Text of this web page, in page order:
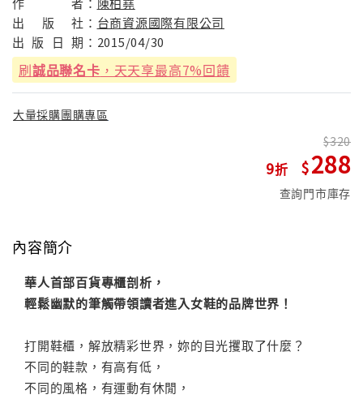
出
版 社： 台商資源國際有限公司
出 版 日 期： 2015/04/30
刷誠品聯名卡 ，天天享最高7%回饋
大量採購團購專區
9
320
288
查詢門市庫存
內容簡介
華人首部百貨專櫃剖析，
輕鬆幽默的筆觸帶領讀者進入女鞋的品牌世界！
打開鞋櫃，解放精彩世界，妳的目光攫取了什麼？
不同的鞋款，有高有低，
不同的風格，有運動有休閒，